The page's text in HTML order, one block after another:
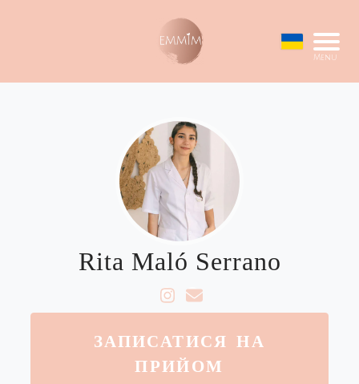
Menu
Rita Maló Serrano
ЗАПИСАТИСЯ НА
ПРИЙОМ